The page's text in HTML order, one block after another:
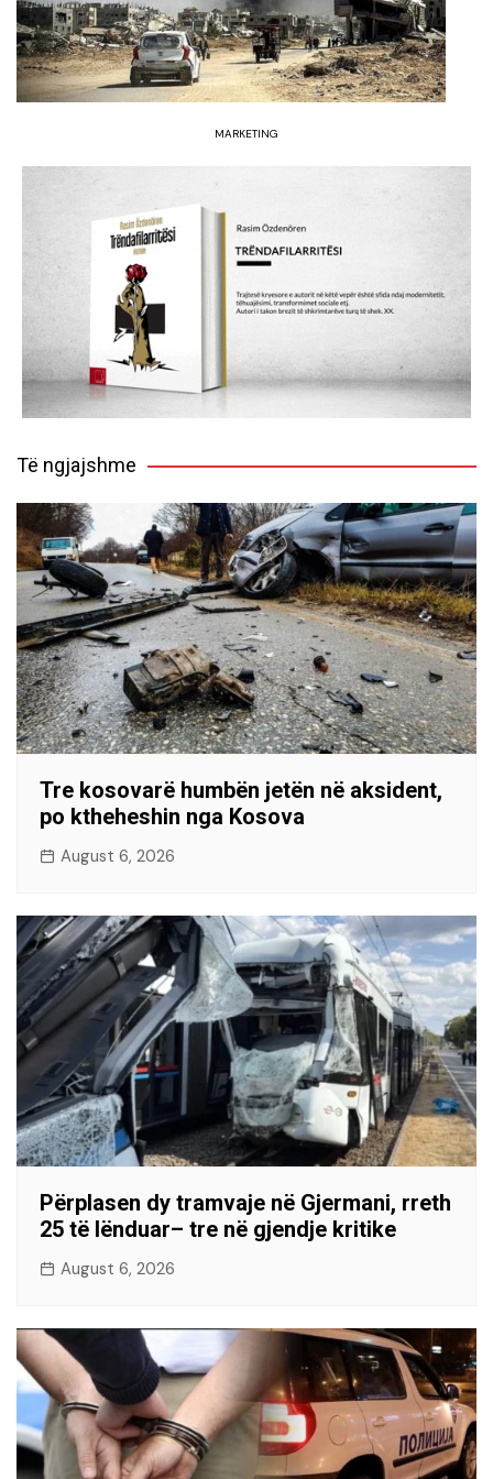
MARKETING
Të ngjajshme
Tre kosovarë humbën jetën në aksident,
po ktheheshin nga Kosova
August 6, 2026
Përplasen dy tramvaje në Gjermani, rreth
25 të lënduar– tre në gjendje kritike
August 6, 2026